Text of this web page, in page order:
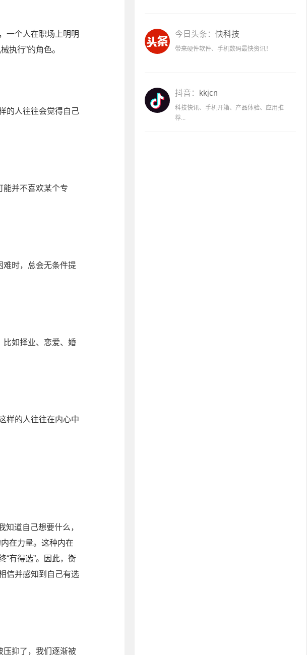
一个人在职场上明明
执行”的角色。
的人往往会觉得自己
能并不喜欢某个专
难时，总会无条件提
比如择业、恋爱、婚
样的人往往在内心中
知道自己想要什么，
在力量。这种内在
“有得选”。因此，衡
信并感知到自己有选
压抑了，我们逐渐被
今日头条： 快科技
带来硬件软件、手机数码最快资讯！
抖音： kkjcn
科技快讯、手机开箱、产品体验、应用推
荐...